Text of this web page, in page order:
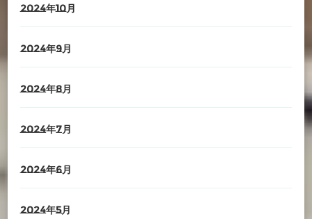
2024年10月
2024年9月
2024年8月
2024年7月
2024年6月
2024年5月